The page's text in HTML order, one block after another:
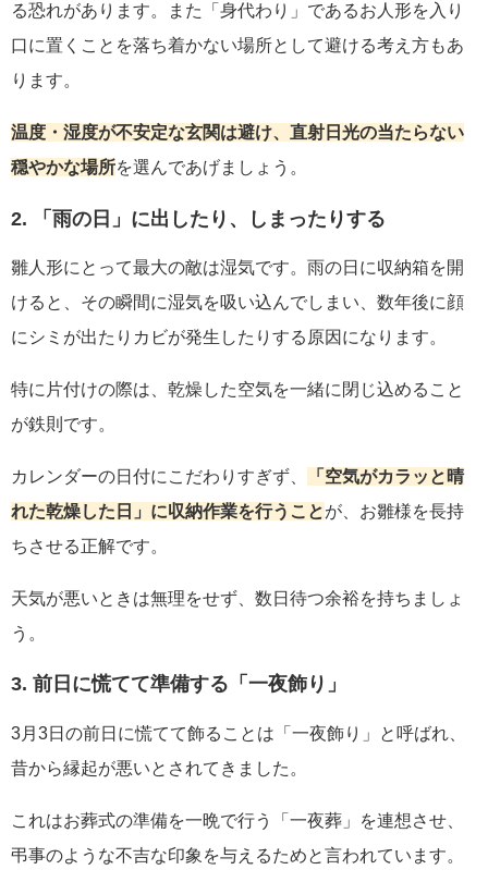
る恐れがあります。また「身代わり」であるお人形を入り
口に置くことを落ち着かない場所として避ける考え方もあ
ります。
温度・湿度が不安定な玄関は避け、直射日光の当たらない
穏やかな場所を選んであげましょう。
2. 「雨の日」に出したり、しまったりする
雛人形にとって最大の敵は湿気です。雨の日に収納箱を開
けると、その瞬間に湿気を吸い込んでしまい、数年後に顔
にシミが出たりカビが発生したりする原因になります。
特に片付けの際は、乾燥した空気を一緒に閉じ込めること
が鉄則です。
カレンダーの日付にこだわりすぎず、
「空気がカラッと晴
れた乾燥した日」に収納作業を行うことが、お雛様を長持
ちさせる正解です。
天気が悪いときは無理をせず、数日待つ余裕を持ちましょ
う。
3. 前日に慌てて準備する「一夜飾り」
3月3日の前日に慌てて飾ることは「一夜飾り」と呼ばれ、
昔から縁起が悪いとされてきました。
これはお葬式の準備を一晩で行う「一夜葬」を連想させ、
弔事のような不吉な印象を与えるためと言われています。